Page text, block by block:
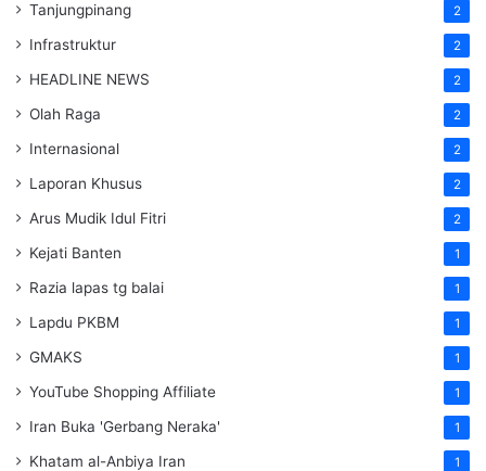
Tanjungpinang 2
Infrastruktur 2
HEADLINE NEWS 2
Olah Raga 2
Internasional 2
Laporan Khusus 2
Arus Mudik Idul Fitri 2
Kejati Banten 1
Razia lapas tg balai 1
Lapdu PKBM 1
GMAKS 1
YouTube Shopping Affiliate 1
Iran Buka 'Gerbang Neraka' 1
Khatam al-Anbiya Iran 1